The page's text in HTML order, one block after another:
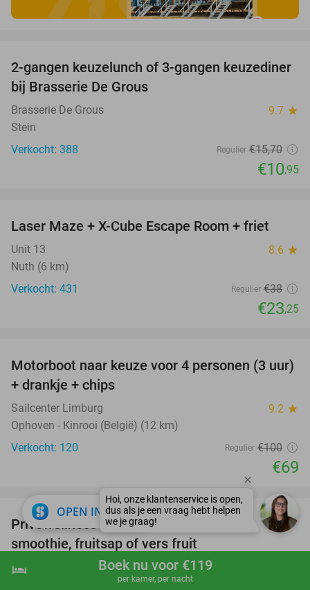
shopping_cart Boek nu
hotel Boek nu voor €119
per kamer, per nacht
30%
2-gangen keuzelunch of 3-gangen keuzediner
bij Brasserie De Grous
Brasserie De Grous 9.7 star
Stein
Verkocht: 388
Regulier €15,70
€10,95
39%
Laser Maze + X-Cube Escape Room + friet
Unit 13 8.6 star
Nuth (6 km)
Verkocht: 431
Regulier €38
€23,25
31%
Motorboot naar keuze voor 4 personen (3 uur)
+ drankje + chips
Sailcenter Limburg 9.2 star
Ophoven - Kinrooi (België) (12 km)
Verkocht: 120
Regulier €100
€69
49%
Privéwellness voor 2 personen (3 uur) +
smoothie, fruitsap of vers fruit
Hair ´n Relax
Maasmechelen (9 km)
OPEN IN APP close